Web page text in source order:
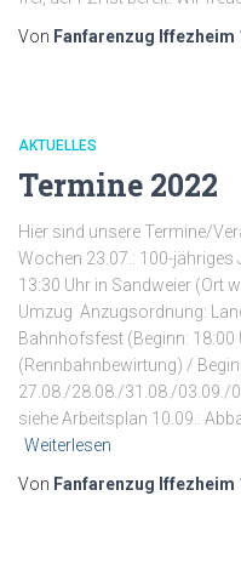
Von Fanfarenzug Iffezheim
AKTUELLES
Termine 2022
Hier sind unsere Termine/
Wochen 23.07.: 100-
13:30 Uhr in Sandweier (Ort
Umzug Anzugsordnung:
Bahnhofsfest (Beginn:
(Rennbahnbewirtung) /
27.08./28.08./31.08./03.09./
siehe Arbeitsplan 10.09.:
Weiterlesen
Von Fanfarenzug Iffezheim